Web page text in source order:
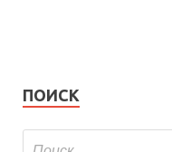
ПОИСК